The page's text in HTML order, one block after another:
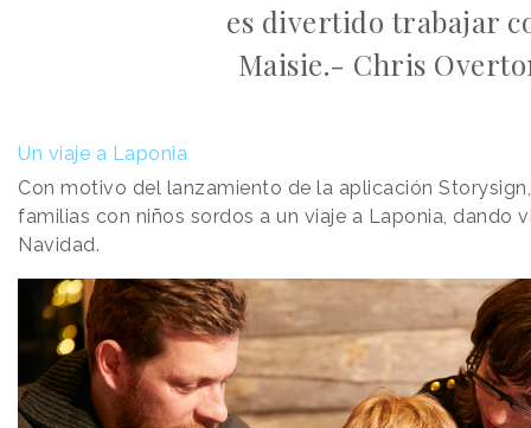
es divertido trabajar
Maisie.- Chris
Un viaje a Laponia
Con motivo del lanzamiento de la aplicación
familias con niños sordos a un viaje a Laponia, dando
Navidad.